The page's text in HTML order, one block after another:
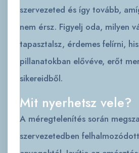
szervezeted és így tovább,
nem érsz. Figyelj oda, milyen
tapasztalsz, érdemes felírni,
pillanatokban elővéve, erőt
sikereidből.
Mit nyerhetsz vele?
A méregtelenítés során
szervezetedben